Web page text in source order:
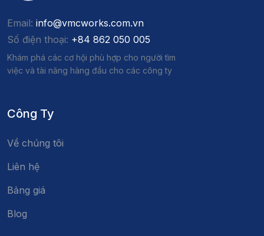
Email: info@vmcworks.com.vn
Số điện thoại: +84 862 050 005
Khám phá các cơ hội phù hợp cho người tìm
việc và tài năng hàng đầu cho các công ty
Công Ty
Về chúng tôi
Liên hệ
Bảng giá
Blog